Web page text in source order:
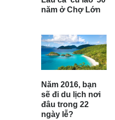
năm ở Chợ Lớn
Năm 2016, bạn
sẽ đi du lịch nơi
đâu trong 22
ngày lễ?